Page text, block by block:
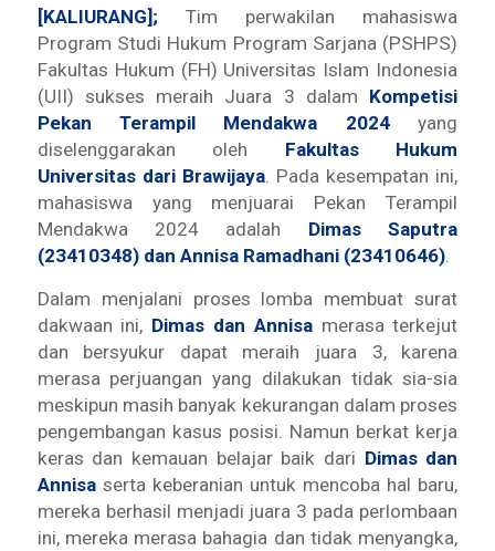
[KALIURANG]; Tim perwakilan mahasiswa
Program Studi Hukum Program Sarjana (PSHPS)
Fakultas Hukum (FH) Universitas Islam Indonesia
(UII) sukses meraih Juara 3 dalam Kompetisi
Pekan Terampil Mendakwa 2024yang
diselenggarakan oleh Fakultas Hukum
Universitas dari Brawijaya. Pada kesempatan ini,
mahasiswa yang menjuarai Pekan Terampil
Mendakwa 2024 adalah Dimas Saputra
(23410348) dan Annisa Ramadhani (23410646).
Dalam menjalani proses lomba membuat surat
dakwaan ini, Dimas dan Annisamerasa terkejut
dan bersyukur dapat meraih juara 3, karena
merasa perjuangan yang dilakukan tidak sia-sia
meskipun masih banyak kekurangan dalam proses
pengembangan kasus posisi. Namun berkat kerja
keras dan kemauan belajar baik dari Dimas dan
Annisaserta keberanian untuk mencoba hal baru,
mereka berhasil menjadi juara 3 pada perlombaan
ini, mereka merasa bahagia dan tidak menyangka,